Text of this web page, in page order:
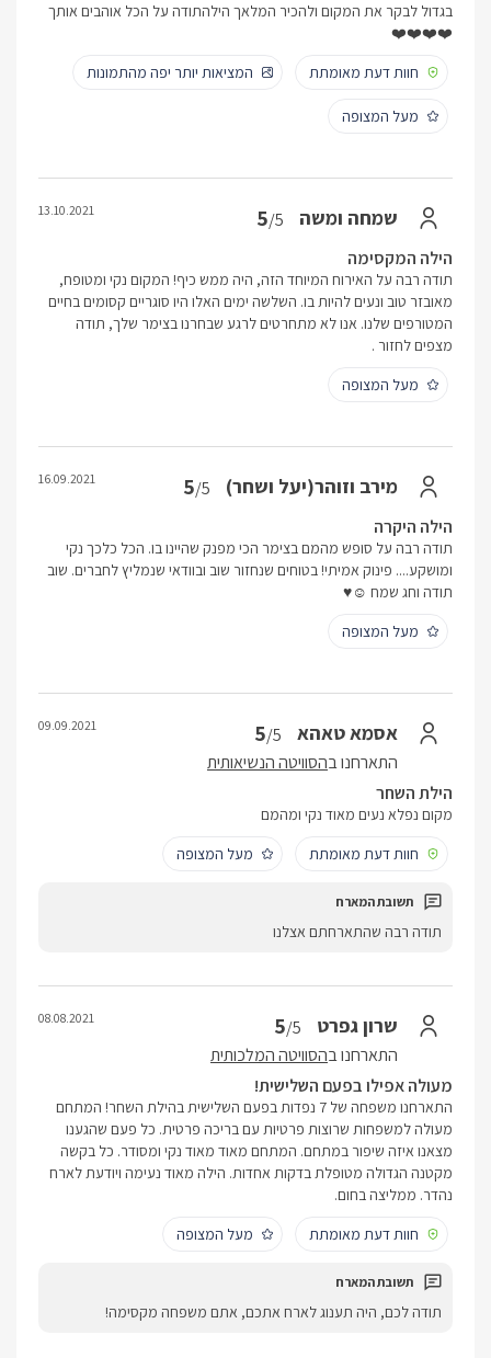
בגדול לבקר את המקום ולהכיר המלאך הילהתודה על הכל אוהבים אותך
❤️❤️❤️❤️
חוות דעת מאומתת
המציאות יותר יפה מהתמונות
מעל המצופה
שמחה ומשה 5/5
13.10.2021
הילה המקסימה
תודה רבה על האירוח המיוחד הזה, היה ממש כיף! המקום נקי ומטופח,
מאובזר טוב ונעים להיות בו. השלשה ימים האלו היו סוגריים קסומים בחיים
המטורפים שלנו. אנו לא מתחרטים לרגע שבחרנו בצימר שלך, תודה
מצפים לחזור .
מעל המצופה
מירב וזוהר(יעל ושחר) 5/5
16.09.2021
הילה היקרה
תודה רבה על סופש מהמם בצימר הכי מפנק שהיינו בו. הכל כלכך נקי
ומושקע.... פינוק אמיתי! בטוחים שנחזור שוב ובוודאי שנמליץ לחברים. שוב
תודה וחג שמח ☺♥
מעל המצופה
אסמא טאהא 5/5
התארחנו בהסוויטה הנשיאותית
09.09.2021
הילת השחר
מקום נפלא נעים מאוד נקי ומהמם
חוות דעת מאומתת
מעל המצופה
תודה רבה שהתארחתם אצלנו
שרון גפרט 5/5
התארחנו בהסוויטה המלכותית
08.08.2021
מעולה אפילו בפעם השלישית!
התארחנו משפחה של 7 נפדות בפעם השלישית בהילת השחר! המתחם
מעולה למשפחות שרוצות פרטיות עם בריכה פרטית. כל פעם שהגענו
מצאנו איזה שיפור במתחם. המתחם מאוד מאוד נקי ומסודר. כל בקשה
מקטנה הגדולה מטופלת בדקות אחדות. הילה מאוד נעימה ויודעת לארח
נהדר. ממליצה בחום.
חוות דעת מאומתת
מעל המצופה
תודה לכם, היה תענוג לארח אתכם, אתם משפחה מקסימה!